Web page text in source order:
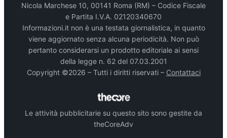
Nicola Marchese 10, 00141 Roma (RM) – Codice Fiscale
e Partita I.V.A. 02120340670
Informazioni.it non è una testata giornalistica, in quanto
viene aggiornato senza alcuna periodicità. Non può
pertanto considerarsi un prodotto editoriale ai sensi
della legge n. 62 del 07.03.2001
Copyright ©2026 – Tutti i diritti riservati – Contattaci
Le attività pubblicitarie su questo sito sono gestite da
theCoreAdv